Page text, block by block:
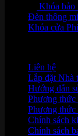
Khóa bảo
Đèn thông
Khóa cửa
Liên hệ
Lắp đặt Nhà
Hướng dẫn
Phương thức
Phương thức
Chính sách
Chính sách